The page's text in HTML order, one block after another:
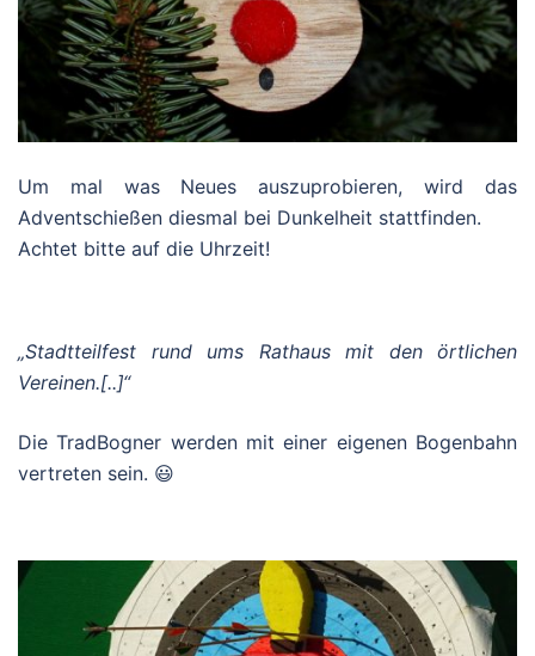
Um mal was Neues auszuprobieren, wird das
Adventschießen diesmal bei Dunkelheit stattfinden.
Achtet bitte auf die Uhrzeit!
„Stadtteilfest rund ums Rathaus mit den örtlichen
Vereinen.[..]“
Die TradBogner werden mit einer eigenen Bogenbahn
vertreten sein. 😃